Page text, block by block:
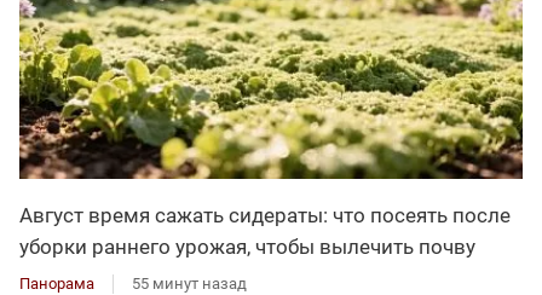
Август время сажать сидераты: что посеять после
уборки раннего урожая, чтобы вылечить почву
Панорама 55 минут назад